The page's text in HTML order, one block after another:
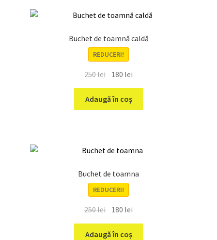
Buchet de toamnă caldă
REDUCERI!
250lei Prețul
a
fost:
180 lei
180 lei.
Adaugă în coș
Buchet de toamna
REDUCERI!
250lei Prețul
inițial
a
180 lei
curent
Adaugă în coș